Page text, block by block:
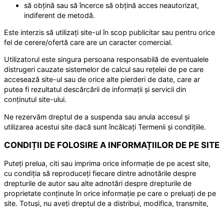
să obțină sau să încerce să obțină acces neautorizat,
indiferent de metodă.
Este interzis să utilizați site-ul în scop publicitar sau pentru orice
fel de cerere/ofertă care are un caracter comercial.
Utilizatorul este singura persoana responsabilă de eventualele
distrugeri cauzate sistemelor de calcul sau rețelei de pe care
accesează site-ul sau de orice alte pierderi de date, care ar
putea fi rezultatul descărcării de informații și servicii din
conținutul site-ului.
Ne rezervăm dreptul de a suspenda sau anula accesul și
utilizarea acestui site dacă sunt încălcați Termenii și condițiile.
CONDIȚII DE FOLOSIRE A INFORMAȚIILOR DE PE SITE
Puteți prelua, citi sau imprima orice informație de pe acest site,
cu condiția să reproduceți fiecare dintre adnotările despre
drepturile de autor sau alte adnotări despre drepturile de
proprietate conținute în orice informație pe care o preluați de pe
site. Totuși, nu aveți dreptul de a distribui, modifica, transmite,